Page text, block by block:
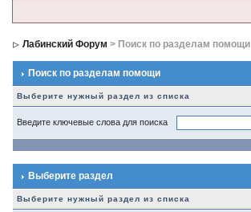
Лабинский Форум > Поиск по разделам помощи
Поиск по разделам помощи
Выберите нужный раздел из списка
Введите ключевые слова для поиска
Выберите раздел
Выберите нужный раздел из списка